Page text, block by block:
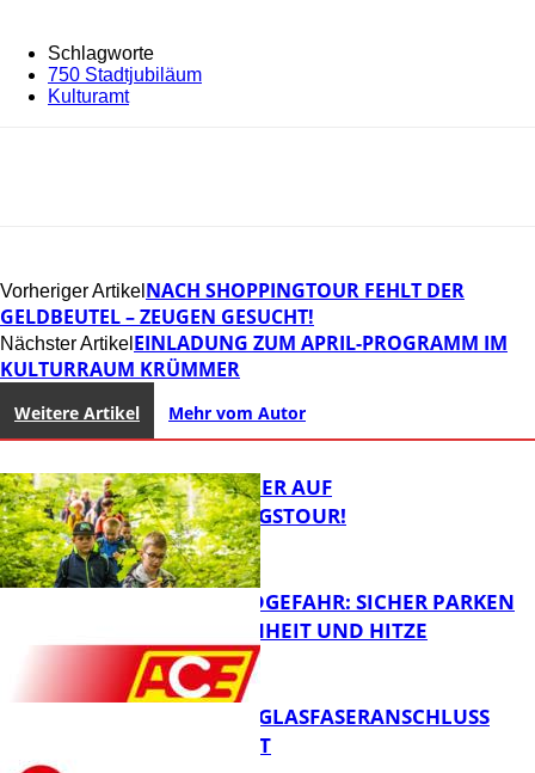
Schlagworte
750 Stadtjubiläum
Kulturamt
Vorheriger Artikel NACH SHOPPINGTOUR FEHLT DER
GELDBEUTEL – ZEUGEN GESUCHT!
Nächster Artikel EINLADUNG ZUM APRIL-PROGRAMM IM
KULTURRAUM KRÜMMER
Weitere Artikel Mehr vom Autor
MIT DEM JÄGER AUF
ENTDECKUNGSTOUR!
WALDBRANDGEFAHR: SICHER PARKEN
BEI TROCKENHEIT UND HITZE
WARUM EIN GLASFASERANSCHLUSS
SINNVOLL IST